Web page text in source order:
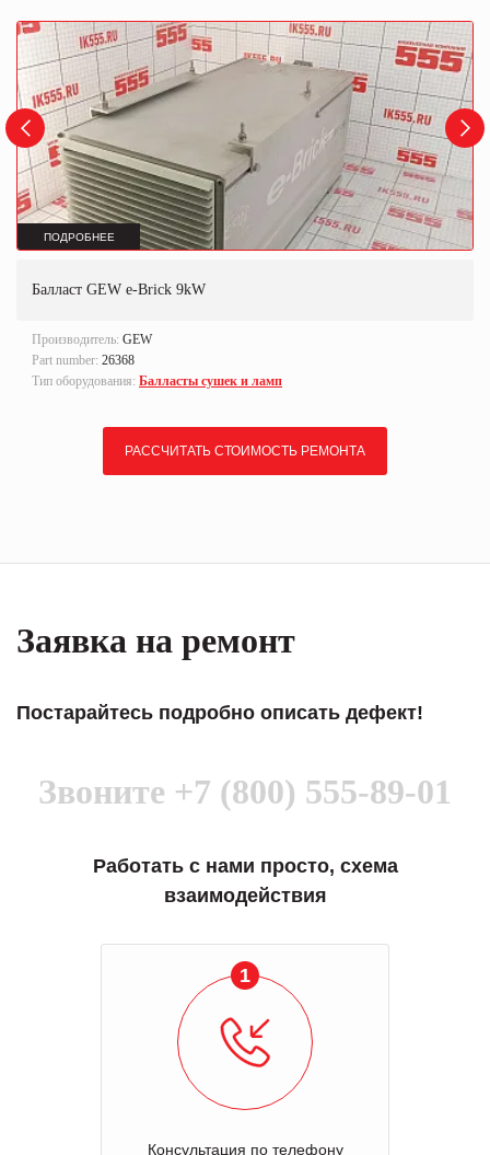
ПОДРОБНЕЕ
Балласт GEW e-Brick 9kW
Производитель: GEW
Part number: 26368
Тип оборудования: Балласты сушек и ламп
РАССЧИТАТЬ СТОИМОСТЬ РЕМОНТА
Заявка на ремонт
Постарайтесь подробно описать дефект!
Звоните +7 (800) 555-89-01
Работать с нами просто, схема
взаимодействия
1
Консультация по телефону